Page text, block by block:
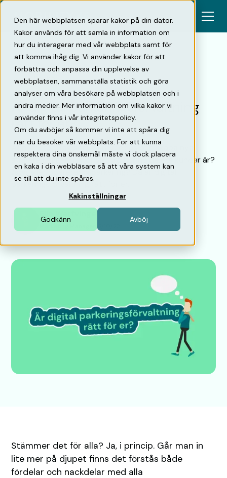
Den här webbplatsen sparar kakor på din dator.
Kakor används för att samla in information om
hur du interagerar med vår webbplats samt för
att komma ihåg dig. Vi använder kakor för att
förbättra och anpassa din upplevelse av
webbplatsen, sammanställa statistik och göra
analyser om våra besökare på webbplatsen och i
andra medier. Mer information om vilka kakor vi
använder finns i vår integritetspolicy.
Om du avböjer så kommer vi inte att spåra dig
när du besöker vår webbplats. För att kunna
respektera dina önskemål måste vi dock placera
en kaka i din webbläsare så att våra system kan
se till att du inte spåras.
Kakinställningar
Godkänn Avböj
Tillbaka
Är digital parkeringsförvaltning
rätt för er?
Är ni ett företag som vill utvecklas och skapa nya
affärer? Lägger ni stor vikt vid hur nöjda era kunder är?
Äger eller opererar ni parkering? Då är digital
parkeringsförvaltning rätt för er.
•
Stämmer det för alla? Ja, i princip. Går man in
lite mer på djupet finns det förstås både
fördelar och nackdelar med alla